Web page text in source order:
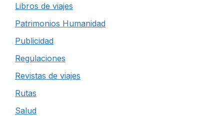
Libros de viajes
Patrimonios Humanidad
Publicidad
Regulaciones
Revistas de viajes
Rutas
Salud